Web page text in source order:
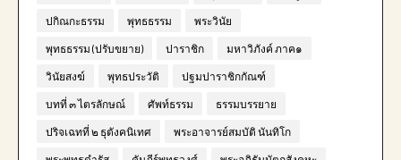
ปกิณกะธรรม พุทธธรรม พระวินัย
พุทธธรรม (ปรับขยาย) ปาราชิก มหาวิภังค์ ภาค๑
วินัยสงฆ์ พุทธประวัติ ปฐมปาราชิกกัณฑ์
บทที่ ๓ ไตรลักษณ์ ศัพท์ธรรม ธรรมบรรยาย
ปริจเฉทที่ ๒ ธุตังคนิเทศ พระอาจารย์สมบัติ นันทิโก